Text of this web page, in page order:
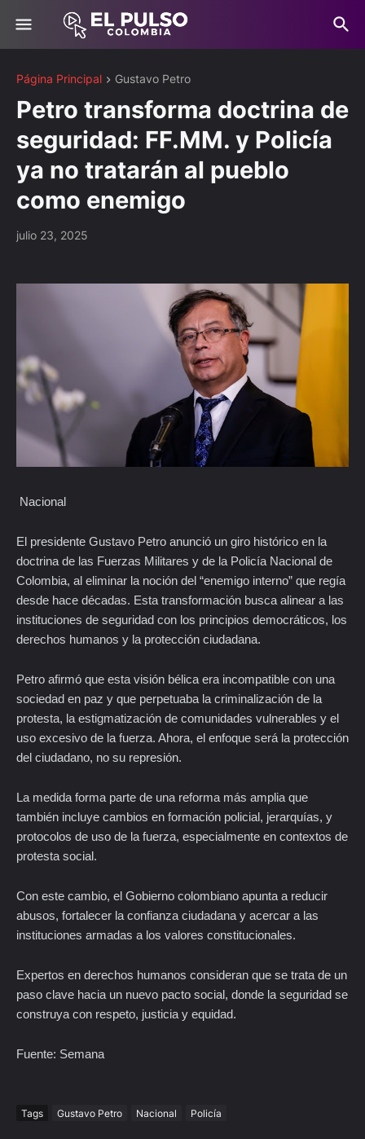
Página Principal Gustavo Petro
Petro transforma doctrina de
seguridad: FF.MM. y Policía
ya no tratarán al pueblo
como enemigo
julio 23, 2025
Nacional
El presidente Gustavo Petro anunció un giro histórico en la
doctrina de las Fuerzas Militares y de la Policía Nacional de
Colombia, al eliminar la noción del “enemigo interno” que regía
desde hace décadas. Esta transformación busca alinear a las
instituciones de seguridad con los principios democráticos, los
derechos humanos y la protección ciudadana.
Petro afirmó que esta visión bélica era incompatible con una
sociedad en paz y que perpetuaba la criminalización de la
protesta, la estigmatización de comunidades vulnerables y el
uso excesivo de la fuerza. Ahora, el enfoque será la protección
del ciudadano, no su represión.
La medida forma parte de una reforma más amplia que
también incluye cambios en formación policial, jerarquías, y
protocolos de uso de la fuerza, especialmente en contextos de
protesta social.
Con este cambio, el Gobierno colombiano apunta a reducir
abusos, fortalecer la confianza ciudadana y acercar a las
instituciones armadas a los valores constitucionales.
Expertos en derechos humanos consideran que se trata de un
paso clave hacia un nuevo pacto social, donde la seguridad se
construya con respeto, justicia y equidad.
Fuente: Semana
Tags Gustavo Petro Nacional Policía